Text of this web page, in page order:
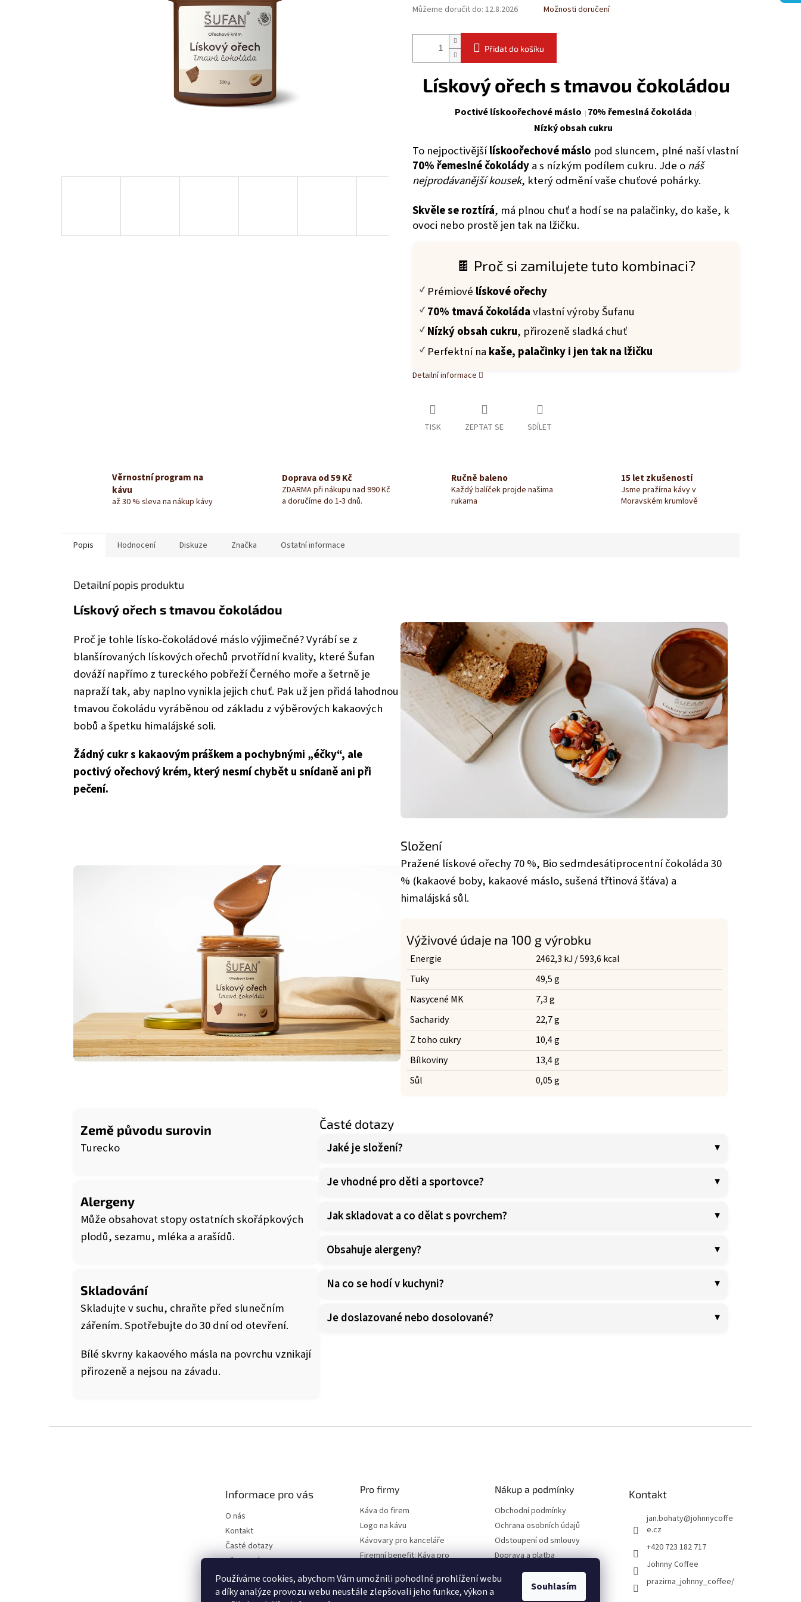
Používáme cookies, abychom Vám umožnili pohodlné prohlížení webu
a díky analýze provozu webu neustále zlepšovali jeho funkce, výkon a
Souhlasím
Můžeme doručit do: 12.8.2026 Možnosti doručení
Přidat do košíku
Lískový ořech s tmavou čokoládou
Poctivé lískoořechové máslo 70% řemeslná čokoláda
Nízký obsah cukru
To nejpoctivějšílískoořechové máslo pod sluncem, plné naší vlastní
70% řemeslné čokoládya s nízkým podílem cukru. Jde onáš
nejprodávanější kousek, který odmění vaše chuťové pohárky.
Skvěle se roztírá, má plnou chuť a hodí se na palačinky, do kaše, k
ovoci nebo prostě jen tak na lžičku.
🍫 Proč si zamilujete tuto kombinaci?
Prémiové lískové ořechy
70% tmavá čokoládavlastní výroby Šufanu
Nízký obsah cukru, přirozeně sladká chuť
Perfektní na kaše, palačinky i jen tak na lžičku
Detailní informace
TISK ZEPTAT SE SDÍLET
Věrnostní program na
kávu
až 30 % sleva na nákup kávy
Doprava od 59 Kč
ZDARMA při nákupu nad 990 Kč
a doručíme do 1-3 dnů.
Ručně baleno
Každý balíček projde našima
rukama
15 let zkušeností
Jsme pražírna kávy v
Moravském krumlově
Popis Hodnocení Diskuze Značka Ostatní informace
Detailní popis produktu
Lískový ořech s tmavou čokoládou
Proč je tohle lísko-čokoládové máslo výjimečné? Vyrábí se z
blanšírovaných lískových ořechů prvotřídní kvality, které Šufan
dováží napřímo z tureckého pobřeží Černého moře a šetrně je
napraží tak, aby naplno vynikla jejich chuť. Pak už jen přidá lahodnou
tmavou čokoládu vyráběnou od základu z výběrových kakaových
bobů a špetku himalájské soli.
Žádný cukr s kakaovým práškem a pochybnými „éčky“, ale
poctivý ořechový krém, který nesmí chybět u snídaně ani při
pečení.
Složení
Pražené lískové ořechy 70 %, Bio sedmdesátiprocentní čokoláda 30
% (kakaové boby, kakaové máslo, sušená třtinová šťáva) a
himalájská sůl.
Výživové údaje na 100 g výrobku
Energie
2462,3 kJ / 593,6 kcal
Tuky
49,5 g
Nasycené MK
7,3 g
Sacharidy
22,7 g
Z toho cukry
10,4 g
Bílkoviny
13,4 g
Sůl
0,05 g
Země původu surovin
Turecko
Alergeny
Může obsahovat stopy ostatních skořápkových
plodů, sezamu, mléka a arašídů.
Skladování
Skladujte v suchu, chraňte před slunečním
zářením. Spotřebujte do 30 dní od otevření.
Bílé skvrny kakaového másla na povrchu vznikají
přirozeně a nejsou na závadu.
Časté dotazy
Jaké je složení? ▼
Je vhodné pro děti a sportovce? ▼
Jak skladovat a co dělat s povrchem? ▼
Obsahuje alergeny? ▼
Na co se hodí v kuchyni? ▼
Je doslazované nebo dosolované? ▼
Informace pro vás
O nás
Kontakt
Časté dotazy
Věrnostní program
Affiliate
Pro firmy
Káva do firem
Logo na kávu
Kávovary pro kanceláře
Firemní benefit: Káva pro
Nákup a podmínky
Obchodní podmínky
Ochrana osobních údajů
Odstoupení od smlouvy
Doprava a platba
Kontakt
jan.bohaty@johnnycoffe
e.cz
+420 723 182 717
Johnny Coffee
prazirna_johnny_coffee/